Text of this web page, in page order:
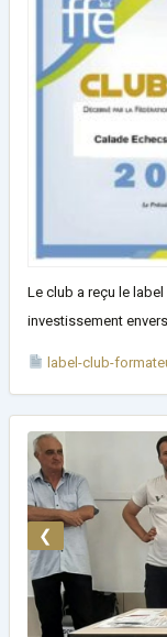
Le club a reçu le label
investissement
label-club-
❮